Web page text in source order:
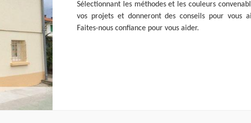
Sélectionnant les méthodes et les couleurs
vos projets et donneront des conseils pour vous
Faites-nous confiance pour vous aider.